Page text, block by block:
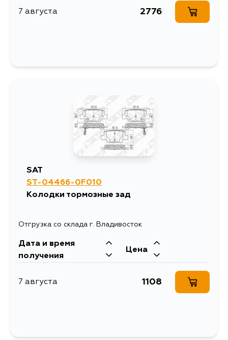
7 августа 2776
SAT
ST-04466-0F010
Колодки тормозные зад
Отгрузка со склада г. Владивосток
Дата и время
получения
Цена
7 августа 1108